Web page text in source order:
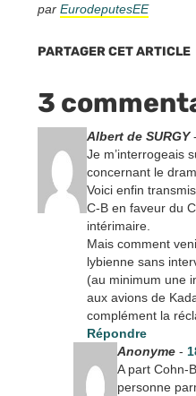
par EurodeputesEE
PARTAGER CET ARTICLE
3
Albert de SURGY-
Je m’interrogeais
concernant le
Voici enfin
C-B en faveur du
intérimaire.
Mais comment
lybienne sans
(au minimum une
aux avions de
complément la
Répondre
Anonyme-
A part Cohn-
personne